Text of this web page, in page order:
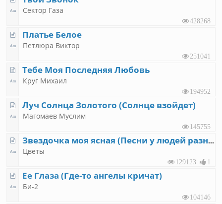
Сектор Газа
428268
Платье Белое
Петлюра Виктор
251041
Тебе Моя Последняя Любовь
Круг Михаил
194952
Луч Солнца Золотого (Солнце взойдет)
Магомаев Муслим
145755
Звездочка моя ясная (Песни у людей разные)
Цветы
129123 1
Ее Глаза (Где-то ангелы кричат)
Би-2
104146